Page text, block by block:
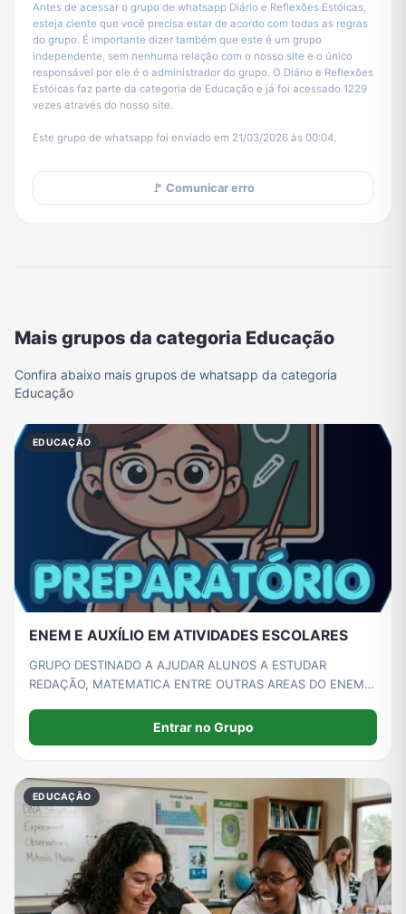
Antes de acessar o grupo de whatsapp Diário e Reflexões Estóicas,
esteja ciente que você precisa estar de acordo com todas as regras
do grupo. É importante dizer também que este é um grupo
independente, sem nenhuma relação com o nosso site e o único
responsável por ele é o administrador do grupo. O Diário e Reflexões
Estóicas faz parte da categoria de Educação e já foi acessado 1229
vezes através do nosso site.
Este grupo de whatsapp foi enviado em 21/03/2026 às 00:04.
🚩 Comunicar erro
Mais grupos da categoria Educação
Confira abaixo mais grupos de whatsapp da categoria
Educação
EDUCAÇÃO
ENEM E AUXÍLIO EM ATIVIDADES ESCOLARES
GRUPO DESTINADO A AJUDAR ALUNOS A ESTUDAR
REDAÇÃO, MATEMATICA ENTRE OUTRAS AREAS DO ENEM,
Entrar no Grupo
EDUCAÇÃO